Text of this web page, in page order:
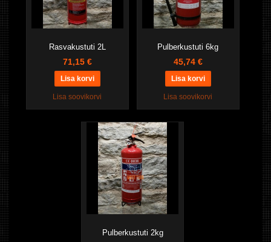
Rasvakustuti 2L
71,15 €
Lisa soovikorvi
Pulberkustuti 6kg
45,74 €
Lisa soovikorvi
Pulberkustuti 2kg